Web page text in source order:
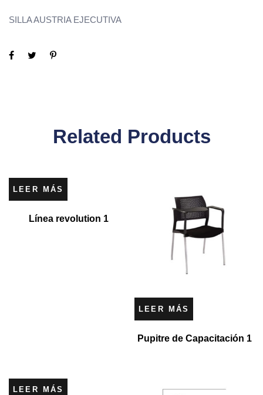
SILLA AUSTRIA EJECUTIVA
Related Products
LEER MÁS
Línea revolution 1
LEER MÁS
Pupitre de Capacitación 1
LEER MÁS